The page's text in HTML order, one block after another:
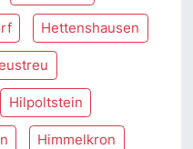
Hettenshausen
Hilpoltstein
Himmelkron